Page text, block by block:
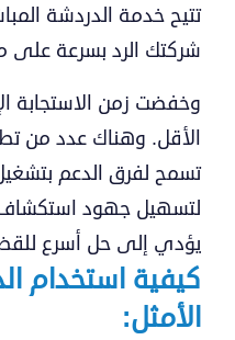
تتيح خدمة الدردشة
شركتك الرد بسرعة على
الأقل. وهناك عدد من
تسمح لفرق الدعم
لتسهيل جهود استكشاف
يؤدي إلى حل أسرع
كيفية استخدام
الأمثل: